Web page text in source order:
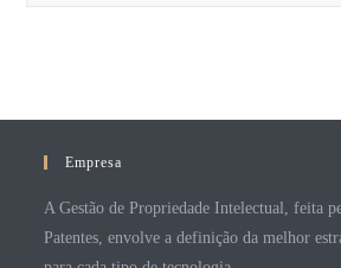
Empresa
A Gestão de Propriedade Intelectual, feita
Patentes, envolve a definição da melhor